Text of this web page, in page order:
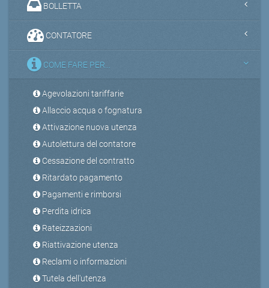
BOLLETTA
CONTATORE
COME FARE PER...
Agevolazioni tariffarie
Allaccio acqua o fognatura
Attivazione nuova utenza
Autolettura del contatore
Cessazione del contratto
Ritardato pagamento
Pagamenti e rimborsi
Perdita idrica
Rateizzazioni
Riattivazione utenza
Reclami o informazioni
Tutela dell'utenza